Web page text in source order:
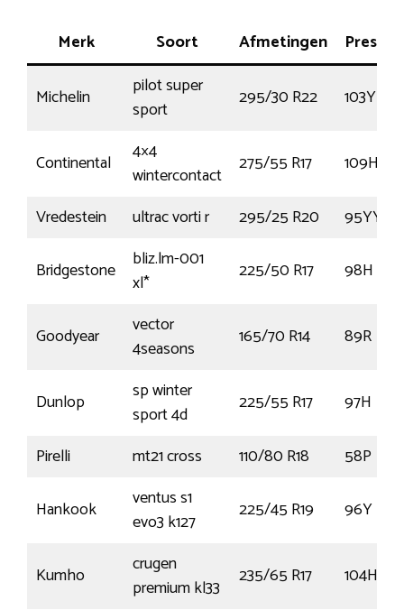
Merk Soort Afmetingen
Michelin
pilot super
sport
295/30 R22 103Y
Continental
4×4
wintercontact
275/55 R17
109H
Vredestein
ultrac vorti r 295/25 R20
95YY
Bridgestone
bliz.lm-001
xl*
225/50 R17 98H
Goodyear
vector
4seasons
165/70 R14 89R
Dunlop
sp winter
sport 4d
225/55 R17
97H
Pirelli
mt21 cross 110/80 R18
58P
Hankook
ventus s1
evo3 k127
225/45 R19 96Y
Kumho
crugen
premium kl33
235/65 R17 104H